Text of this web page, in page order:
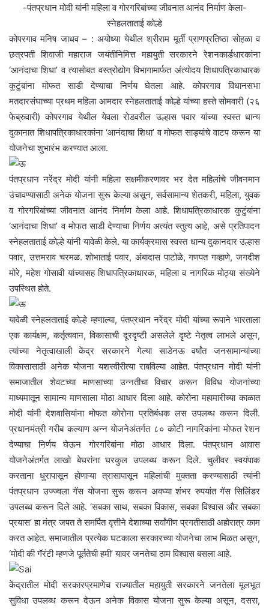
-पंतप्रधान मोदी यांनी महिला व गोरगरिबांच्या जीवनात आनंद निर्माण केला-
स्नेहलताताई कोल्हे
कोपरगाव मनिष जाधव – : अयोध्या येथील श्रीराम मूर्ती प्राणप्रतिष्ठा सोहळा व
छत्रपती शिवाजी महाराज जयंतीनिमित्त महायुती सरकारने रेशनकार्डधारकांना
‘आनंदाचा शिधा’ व त्यासोबत वस्त्रोद्योग विभागामार्फत अंत्योदय शिधापत्रिकाधारक
कुटुंबांना मोफत साडी देण्याचा निर्णय घेतला आहे. कोपरगाव विधानसभा
मतदारसंघाच्या प्रथम महिला आमदार स्नेहलताताई कोल्हे यांच्या हस्ते सोमवारी (२६
फेब्रुवारी) कोपरगाव येथील येवला रोडवरील उल्हास पवार यांच्या स्वस्त धान्य
दुकानात शिधापत्रिकाधारकांना ‘आनंदाचा शिधा’ व मोफत साड्यांचे वाटप करून या
योजनेचा शुभारंभ करण्यात आला.
पंतप्रधान नरेंद्र मोदी यांनी महिला सक्षमीकरणावर भर देत महिलांचे जीवनमान
उंचावण्यासाठी अनेक योजना सुरू केल्या असून, सर्वसामान्य शेतकरी, महिला, युवक
व गोरगरिबांच्या जीवनात आनंद निर्माण केला आहे. शिधापत्रिकाधारक कुटुंबांना
‘आनंदाचा शिधा’ व मोफत साडी देण्याचा निर्णय अत्यंत स्तुत्य आहे, असे प्रतिपादन
स्नेहलताताई कोल्हे यांनी यावेळी केले. या कार्यक्रमास स्वस्त धान्य दुकानदार उल्हास
पवार, उत्तमराव चरमळ. शोभाताई पवार, अंबादास पाटोळे, गणपत गव्हाणे, जगदीश
मोरे, महेश गोसावी यांच्यासह शिधापत्रिकाधारक, महिला व नागरिक मोठ्या संख्येने
उपस्थित होते.
यावेळी स्नेहलताताई कोल्हे म्हणाल्या, पंतप्रधान नरेंद्र मोदी यांच्या रूपाने भारताला
एक कार्यक्षम, कर्तृत्ववान, विकासाची दूरदृष्टी असलेले दृष्टे नेतृत्व लाभले असून,
त्यांच्या नेतृत्वाखाली केंद्र सरकारने गेल्या साडेनऊ वर्षांत जनसामान्यांच्या
विकासासाठी अनेक योजना यशस्वीरीत्या राबविल्या आहेत. पंतप्रधान मोदी यांनी
समाजातील शेवटच्या माणसाच्या उन्नतीचा विचार करून विविध योजनांच्या
माध्यमातून सामान्य माणसाला मोठा आधार दिला आहे. कोरोना महामारीच्या काळात
मोदी यांनी देशवासियांना मोफत कोरोना प्रतिबंधक लस उपलब्ध करून दिली.
प्रधानमंत्री गरीब कल्याण अन्न योजनेअंतर्गत ८० कोटी नागरिकांना मोफत रेशन
देण्याचा निर्णय घेऊन गोरगरिबांना मोठा आधार दिला. पंतप्रधान आवास
योजनेअंतर्गत लाखो बेघरांना घरकुल उपलब्ध करून दिले. चुलीवर स्वयंपाक
करताना धुरापासून होणाऱ्या त्रासापासून महिलांची मुक्तता करण्यासाठी त्यांनी
पंतप्रधान उज्ज्वला गॅस योजना सुरू करून अवघ्या शंभर रुपयांत गॅस सिलिंडर
उपलब्ध करून दिले आहे. ‘सबका साथ, सबका विकास, सबका विश्वास और सबका
प्रयास’ हा मंत्र जपत ते समर्पित वृत्तीने देशाच्या सर्वांगीण प्रगतीसाठी अहोरात्र काम
करत आहेत. समाजातील प्रत्येक घटकाला सरकारच्या योजनेचा लाभ मिळत असून,
‘मोदी की गॅरंटी म्हणजे पूर्ततेची हमी’ यावर जनतेचा ठाम विश्वास बसला आहे.
केंद्रातील मोदी सरकारप्रमाणेच राज्यातील महायुती सरकारने जनतेला मूलभूत
सुविधा उपलब्ध करून देऊन अनेक विकास योजना सुरू केल्या असून, दसरा,